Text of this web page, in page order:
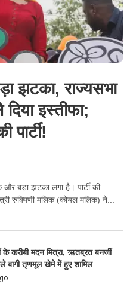
झटका, राज्यसभा
इस्तीफा;
बड़ा झटका लगा है। पार्टी की
रुक्मिणी मलिक (कोयल मलिक) ने...
के करीबी मदन मित्रा, ऋतब्रत बनर्जी
बागी तृणमूल खेमे में हुए शामिल